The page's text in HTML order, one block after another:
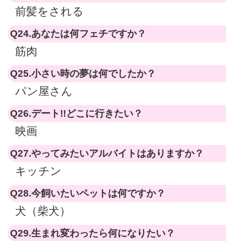
前髪をされる
Q24.あなたは何フェチですか？
筋肉
Q25.小さい時の夢は何でしたか？
パン屋さん
Q26.デート!!どこに行きたい？
映画
Q27.やってみたいアルバイトはありますか？
キッチン
Q28.今飼いたいペットは何ですか？
犬（柴犬）
Q29.生まれ変わったら何になりたい？